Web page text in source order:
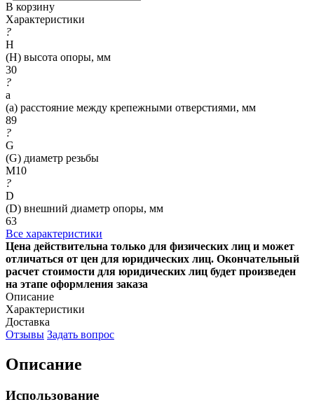
В корзину
Характеристики
?
H
(H) высота опоры, мм
30
?
a
(a) расстояние между крепежными отверстиями, мм
89
?
G
(G) диаметр резьбы
M10
?
D
(D) внешний диаметр опоры, мм
63
Все характеристики
Цена действительна только для физических лиц и может
отличаться от цен для юридических лиц. Окончательный
расчет стоимости для юридических лиц будет произведен
на этапе оформления заказа
Описание
Характеристики
Доставка
Отзывы Задать вопрос
Описание
Использование